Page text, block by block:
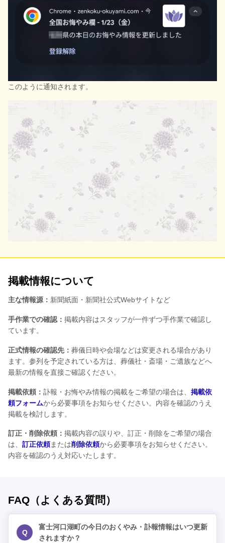
このように通知されます。
掲載情報について
主な情報源： 新聞紙面・新聞社公式Webサイトなど
手作業での確認： 掲載内容はスタッフが一件ずつ手作業で確認し
ています。
正式情報の確認先： 葬儀日時や会場などは変更される場合があり
ます。参列を予定されている方は、葬儀社・斎場・ご遺族などへ
最新の情報を直接ご確認ください。
掲載依頼： 訃報・お悔やみ情報の掲載をご希望の場合は、 掲載依
頼フォームから必要事項をお知らせください。内容を確認のうえ
掲載を検討します。
訂正・削除依頼： 掲載内容の誤りや、訂正・削除をご希望の場合
は、 訂正依頼または削除依頼から必要事項をお知らせください。
内容を確認のうえ対応いたします。
FAQ（よくある質問）
Q
富士河口湖町の今日のおくやみ・訃報情報はいつ更新
されますか？